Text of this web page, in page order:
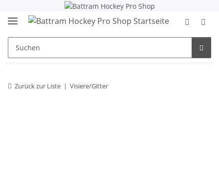
Zurück zur Liste Visiere/Gitter